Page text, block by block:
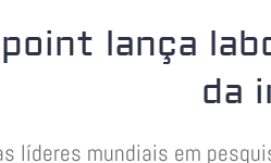
lança
da
líderes mundiais em